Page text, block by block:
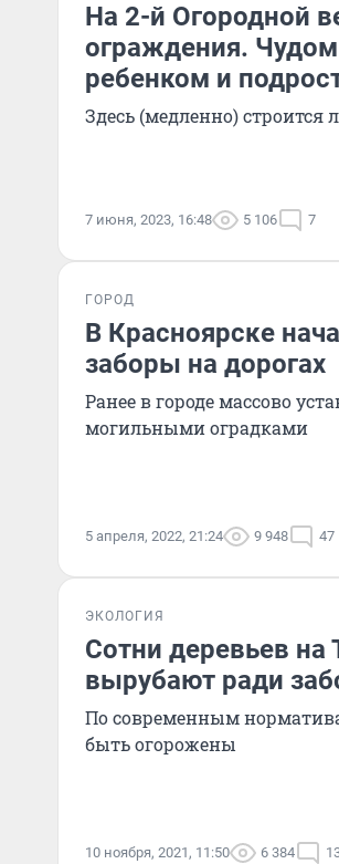
На 2-й Огородной
ограждения.
ребенком и
Здесь (медленно) строится
7 июня, 2023, 16:48 5 106 7
ГОРОД
В Красноярске
заборы на дорогах
Ранее в городе массово
могильными оградками
5 апреля, 2022, 21:24 9 948 47
ЭКОЛОГИЯ
Сотни деревьев на
вырубают ради
По современным
быть огорожены
10 ноября, 2021, 11:50 6 384